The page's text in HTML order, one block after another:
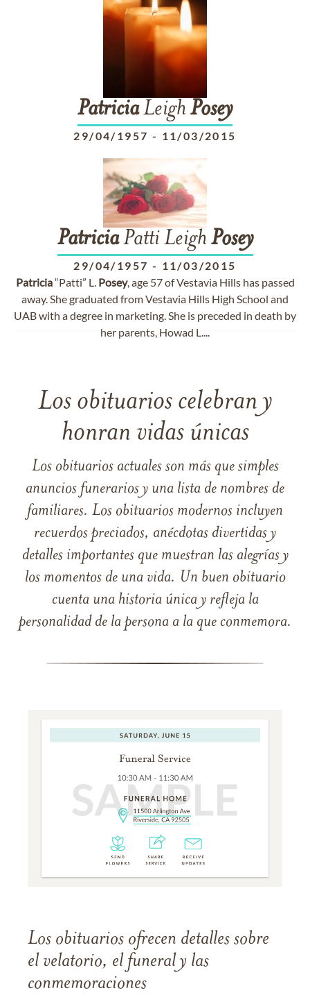
PatriciaLeigh Posey
29/04/1957 - 11/03/2015
PatriciaPatti Leigh Posey
29/04/1957 - 11/03/2015
Patricia“Patti” L. Posey, age 57 of Vestavia Hills has passed
away. She graduated from Vestavia Hills High School and
UAB with a degree in marketing. She is preceded in death by
her parents, Howad L....
Los obituarios celebran y
honran vidas únicas
Los obituarios actuales son más que simples
anuncios funerarios y una lista de nombres de
familiares. Los obituarios modernos incluyen
recuerdos preciados, anécdotas divertidas y
detalles importantes que muestran las alegrías y
los momentos de una vida. Un buen obituario
cuenta una historia única y refleja la
personalidad de la persona a la que conmemora.
Los obituarios ofrecen detalles sobre
el velatorio, el funeral y las
conmemoraciones